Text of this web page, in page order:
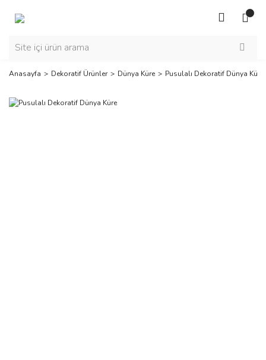
Anasayfa Dekoratif Ürünler Dünya Küre Pusulalı Dekoratif Dünya Küre